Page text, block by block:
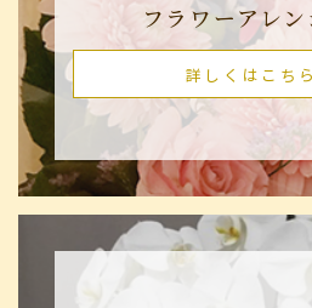
フラワーアレ
詳しくはこちら